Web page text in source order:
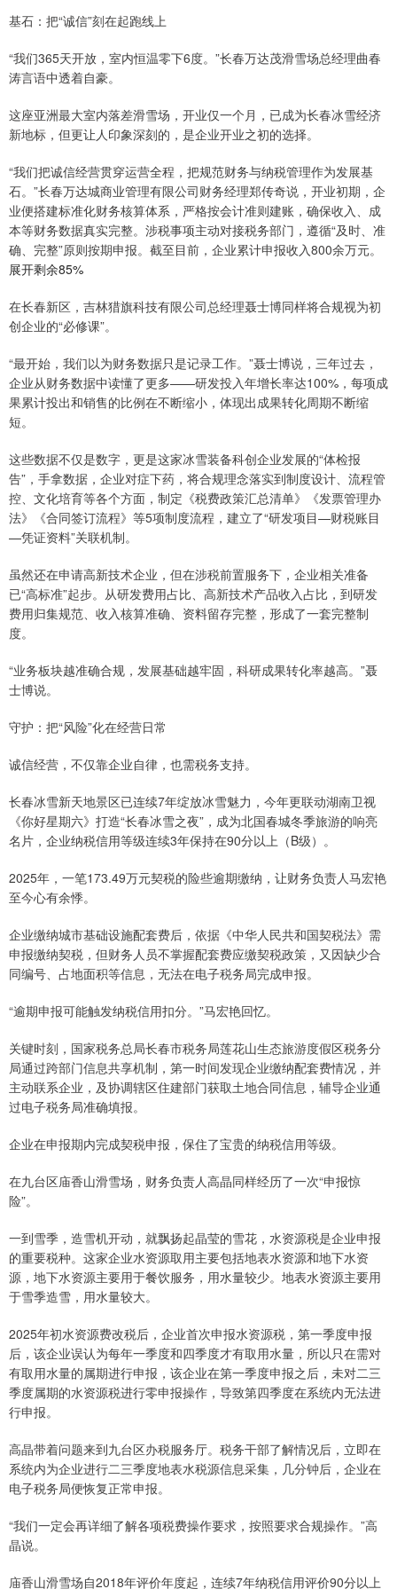
基石：把“诚信”刻在起跑线上
“我们365天开放，室内恒温零下6度。”长春万达茂滑雪场总经理曲春
涛言语中透着自豪。
这座亚洲最大室内落差滑雪场，开业仅一个月，已成为长春冰雪经济
新地标，但更让人印象深刻的，是企业开业之初的选择。
“我们把诚信经营贯穿运营全程，把规范财务与纳税管理作为发展基
石。”长春万达城商业管理有限公司财务经理郑传奇说，开业初期，企
业便搭建标准化财务核算体系，严格按会计准则建账，确保收入、成
本等财务数据真实完整。涉税事项主动对接税务部门，遵循“及时、准
确、完整”原则按期申报。截至目前，企业累计申报收入800余万元。
展开剩余85%
在长春新区，吉林猎旗科技有限公司总经理聂士博同样将合规视为初
创企业的“必修课”。
“最开始，我们以为财务数据只是记录工作。”聂士博说，三年过去，
企业从财务数据中读懂了更多——研发投入年增长率达100%，每项成
果累计投出和销售的比例在不断缩小，体现出成果转化周期不断缩
短。
这些数据不仅是数字，更是这家冰雪装备科创企业发展的“体检报
告”，手拿数据，企业对症下药，将合规理念落实到制度设计、流程管
控、文化培育等各个方面，制定《税费政策汇总清单》《发票管理办
法》《合同签订流程》等5项制度流程，建立了“研发项目—财税账目
—凭证资料”关联机制。
虽然还在申请高新技术企业，但在涉税前置服务下，企业相关准备
已“高标准”起步。从研发费用占比、高新技术产品收入占比，到研发
费用归集规范、收入核算准确、资料留存完整，形成了一套完整制
度。
“业务板块越准确合规，发展基础越牢固，科研成果转化率越高。”聂
士博说。
守护：把“风险”化在经营日常
诚信经营，不仅靠企业自律，也需税务支持。
长春冰雪新天地景区已连续7年绽放冰雪魅力，今年更联动湖南卫视
《你好星期六》打造“长春冰雪之夜”，成为北国春城冬季旅游的响亮
名片，企业纳税信用等级连续3年保持在90分以上（B级）。
2025年，一笔173.49万元契税的险些逾期缴纳，让财务负责人马宏艳
至今心有余悸。
企业缴纳城市基础设施配套费后，依据《中华人民共和国契税法》需
申报缴纳契税，但财务人员不掌握配套费应缴契税政策，又因缺少合
同编号、占地面积等信息，无法在电子税务局完成申报。
“逾期申报可能触发纳税信用扣分。”马宏艳回忆。
关键时刻，国家税务总局长春市税务局莲花山生态旅游度假区税务分
局通过跨部门信息共享机制，第一时间发现企业缴纳配套费情况，并
主动联系企业，及协调辖区住建部门获取土地合同信息，辅导企业通
过电子税务局准确填报。
企业在申报期内完成契税申报，保住了宝贵的纳税信用等级。
在九台区庙香山滑雪场，财务负责人高晶同样经历了一次“申报惊
险”。
一到雪季，造雪机开动，就飘扬起晶莹的雪花，水资源税是企业申报
的重要税种。这家企业水资源取用主要包括地表水资源和地下水资
源，地下水资源主要用于餐饮服务，用水量较少。地表水资源主要用
于雪季造雪，用水量较大。
2025年初水资源费改税后，企业首次申报水资源税，第一季度申报
后，该企业误认为每年一季度和四季度才有取用水量，所以只在需对
有取用水量的属期进行申报，该企业在第一季度申报之后，未对二三
季度属期的水资源税进行零申报操作，导致第四季度在系统内无法进
行申报。
高晶带着问题来到九台区办税服务厅。税务干部了解情况后，立即在
系统内为企业进行二三季度地表水税源信息采集，几分钟后，企业在
电子税务局便恢复正常申报。
“我们一定会再详细了解各项税费操作要求，按照要求合规操作。”高
晶说。
庙香山滑雪场自2018年评价年度起，连续7年纳税信用评价90分以上